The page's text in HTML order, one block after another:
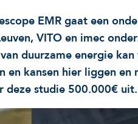
EMR gaat een
VITO en imec
duurzame energie
kansen hier liggen en
deze studie 500.000€ uit.